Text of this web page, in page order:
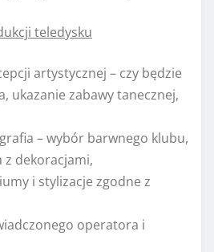
teledysku
artystycznej – czy będzie
ukazanie zabawy tanecznej,
– wybór barwnego klubu,
z dekoracjami,
i stylizacje zgodne z
operatora i